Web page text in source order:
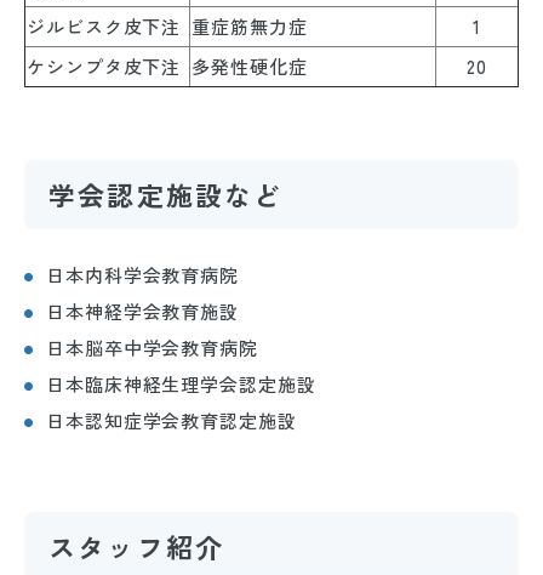
ジルビスク皮下注 重症筋無力症
1
ケシンプタ皮下注 多発性硬化症 20
学会認定施設など
日本内科学会教育病院
日本神経学会教育施設
日本脳卒中学会教育病院
日本臨床神経生理学会認定施設
日本認知症学会教育認定施設
スタッフ紹介